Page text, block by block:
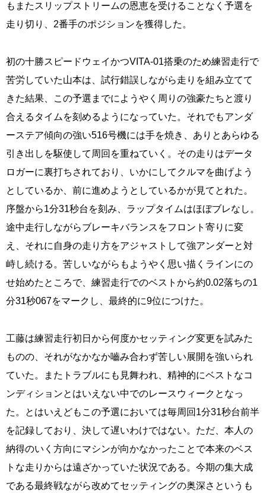
もまたスリップストリームの恩恵を受けることなく予選を
走り切り、2番手のポジションを獲得した。
初の十勝スピードウェイかつVITA-01搭乗のため練習走行で
苦労していた山本は、試行錯誤しながら走りを組み立てて
きた結果、この予選までにようやく周りの強豪たちと渡り
合えるタイムを刻めるようになっていた。それでもアンダ
ーステア傾向の強い516号機には手を焼き、ありとあらゆる
引き出しを駆使して周回を重ねていく。その走りはデータ
ロガーに裏打ちされており、いかにしてクルマを曲げよう
としているか、前に進めようとしているかが見てとれた。
序盤から1分31秒台を刻み、ラップタイムはほぼブレなし。
途中走行しながらブレーキバランスをフロント寄りに変
え、それに自身の走り方をアジャストして強アンダーと対
峙し続ける。苦しいながらもようやく思い描くラインにの
せ始めたところで、練習走行でのベストから約0.02落ちの1
分31秒067をマークし、最終的に9位につけた。
工藤は練習走行初日から何度かセッティング変更を試みた
ものの、それがなかなか嚙み合わず苦しい展開を強いられ
ていた。またトラブルにも見舞われ、精神的にベストなコ
ンディションとはいえない中でのレースウィークとなっ
た。とはいえどもこの予選においては毎周回1分31秒台前半
を記録しており、決して遅いわけではない。ただ、本人の
納得のいく方向にマシンが向かなかったことで本来のベス
トな走りからは遠ざかっていた状況である。今期の集大成
である最終戦ながら改めてセッティングの奥深さというも